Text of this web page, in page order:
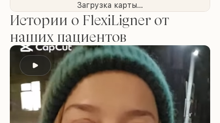
Загрузка карты...
Истории о FlexiLigner от
наших пациентов